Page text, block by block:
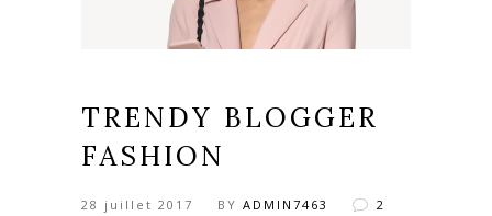
TRENDY BLOGGER
FASHION
28 juillet 2017 BY ADMIN7463
2